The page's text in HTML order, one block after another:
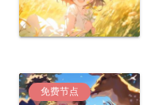
免费节点